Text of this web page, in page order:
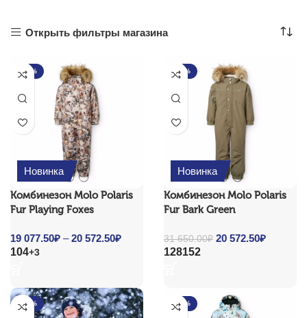
Открыть фильтры магазина
Новинка
-35%
Комбинезон Molo Polaris
Fur Playing Foxes
19 077.50₽ – 20 572.50₽
through
20
104+3
Новинка
-35%
Комбинезон Molo Polaris
Fur Bark Green
31 650.00₽ Original price
20 572.50₽
128152
-35% -35%